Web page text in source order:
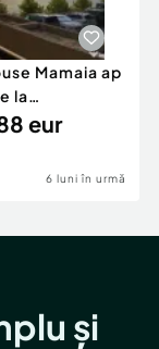
Mamaia ap
la
Mega
eur
6 luni în urmă
și